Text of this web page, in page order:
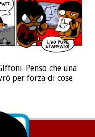
Penso che una
per forza di cose